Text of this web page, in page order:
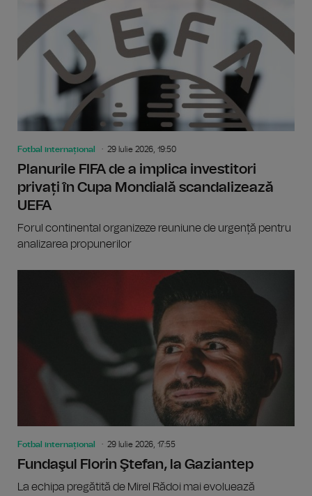
Fotbal internațional 29 Iulie 2026, 19:50
Planurile FIFA de a implica investitori
privați în Cupa Mondială scandalizează
UEFA
Forul continental organizeze reuniune de urgență pentru
analizarea propunerilor
Fotbal internațional 29 Iulie 2026, 17:55
Fundaşul Florin Ştefan, la Gaziantep
La echipa pregătită de Mirel Rădoi mai evoluează